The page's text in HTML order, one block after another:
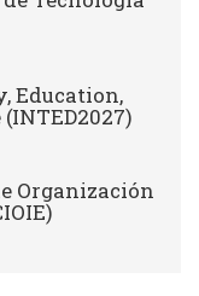
Education,
Organización